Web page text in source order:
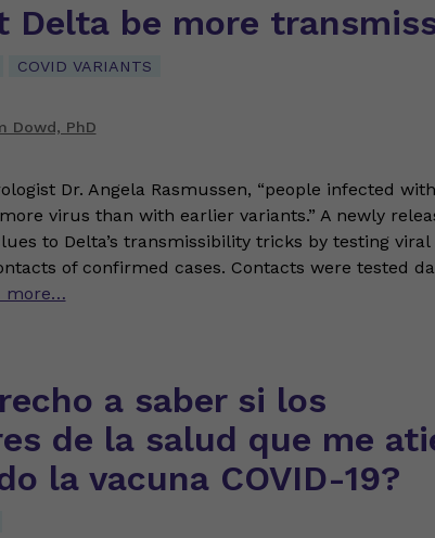
Delta be more
COVID VARIANTS
Dowd, PhD
Dr. Angela Rasmussen, “people infected
virus than with earlier variants.” A newly
to Delta’s transmissibility tricks by testing viral
of confirmed cases. Contacts were tested
more…
a saber si los
de la salud que me
la vacuna COVID-19?